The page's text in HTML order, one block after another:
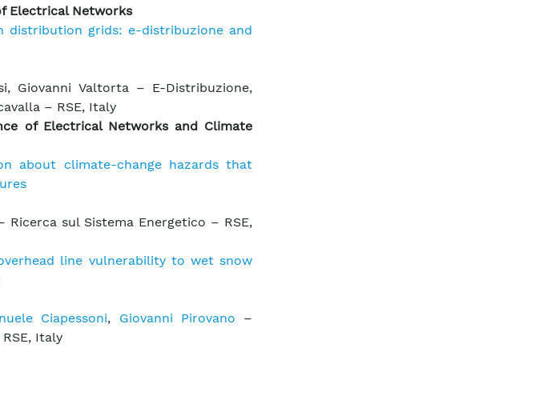
Electrical Networks
distribution grids: e-distribuzione and
Giovanni Valtorta – E-Distribuzione,
– RSE, Italy
of Electrical Networks and Climate
about climate-change hazards that
Ricerca sul Sistema Energetico – RSE,
line vulnerability to wet snow
Ciapessoni, Giovanni Pirovano –
Italy